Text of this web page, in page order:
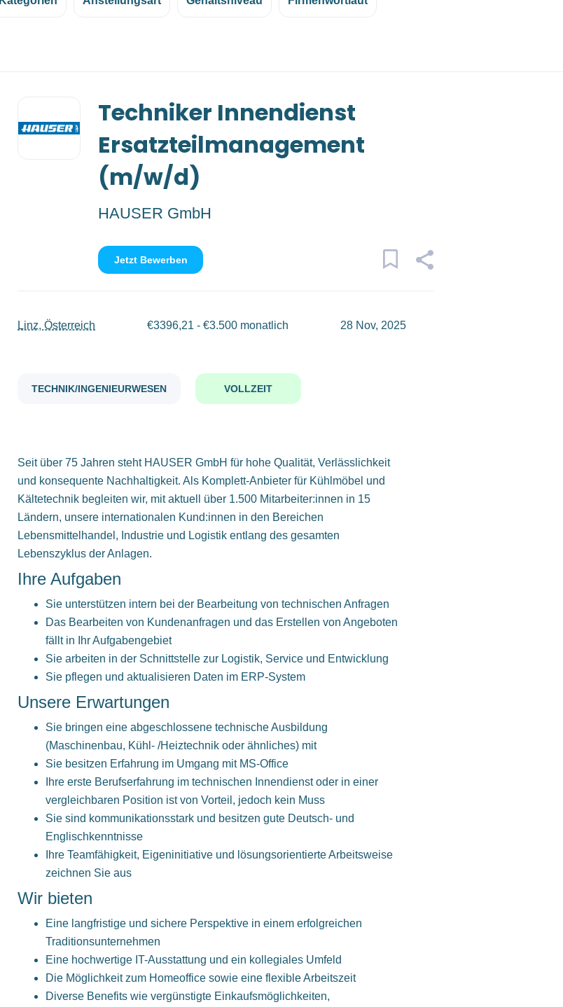
list
Techniker Innendienst
Ersatzteilmanagement
(m/w/d)
HAUSER GmbH
Jetzt Bewerben
Linz, Österreich €3396,21 - €3.500 monatlich 28 Nov, 2025
TECHNIK/INGENIEURWESEN VOLLZEIT
Seit über 75 Jahren steht HAUSER GmbH für hohe Qualität, Verlässlichkeit
und konsequente Nachhaltigkeit. Als Komplett-Anbieter für Kühlmöbel und
Kältetechnik begleiten wir, mit aktuell über 1.500 Mitarbeiter:innen in 15
Ländern, unsere internationalen Kund:innen in den Bereichen
Lebensmittelhandel, Industrie und Logistik entlang des gesamten
Lebenszyklus der Anlagen.
Ihre Aufgaben
Sie unterstützen intern bei der Bearbeitung von technischen Anfragen
Das Bearbeiten von Kundenanfragen und das Erstellen von Angeboten
fällt in Ihr Aufgabengebiet
Sie arbeiten in der Schnittstelle zur Logistik, Service und Entwicklung
Sie pflegen und aktualisieren Daten im ERP-System
Unsere Erwartungen
Sie bringen eine abgeschlossene technische Ausbildung
(Maschinenbau, Kühl- /Heiztechnik oder ähnliches) mit
Sie besitzen Erfahrung im Umgang mit MS-Office
Ihre erste Berufserfahrung im technischen Innendienst oder in einer
vergleichbaren Position ist von Vorteil, jedoch kein Muss
Sie sind kommunikationsstark und besitzen gute Deutsch- und
Englischkenntnisse
Ihre Teamfähigkeit, Eigeninitiative und lösungsorientierte Arbeitsweise
zeichnen Sie aus
Wir bieten
Eine langfristige und sichere Perspektive in einem erfolgreichen
Traditionsunternehmen
Eine hochwertige IT-Ausstattung und ein kollegiales Umfeld
Die Möglichkeit zum Homeoffice sowie eine flexible Arbeitszeit
Diverse Benefits wie vergünstigte Einkaufsmöglichkeiten,